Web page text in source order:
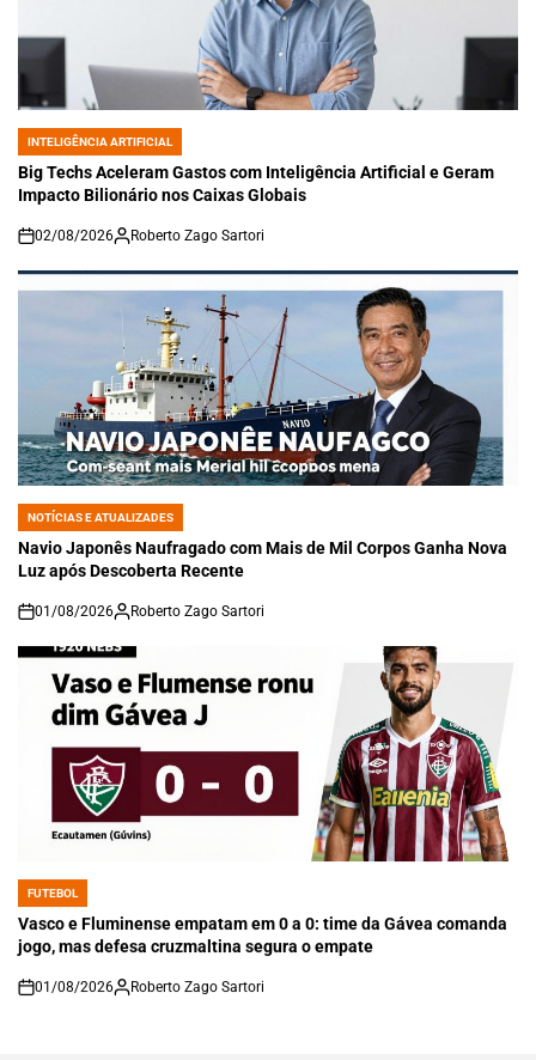
POSTED
IN
INTELIGÊNCIA ARTIFICIAL
Big Techs Aceleram Gastos com Inteligência Artificial e Geram
Impacto Bilionário nos Caixas Globais
on
02/08/2026 Roberto Zago Sartori
POSTED
IN
NOTÍCIAS E ATUALIZADES
Navio Japonês Naufragado com Mais de Mil Corpos Ganha Nova
Luz após Descoberta Recente
on
01/08/2026 Roberto Zago Sartori
POSTED
IN
FUTEBOL
Vasco e Fluminense empatam em 0 a 0: time da Gávea comanda
jogo, mas defesa cruzmaltina segura o empate
on
01/08/2026 Roberto Zago Sartori